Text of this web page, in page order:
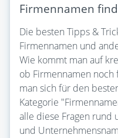
Firmennamen
Die besten Tipps &
Firmennamen und
Wie kommt man auf
ob Firmennamen
man sich für den
Kategorie
alle diese Fragen rund
und